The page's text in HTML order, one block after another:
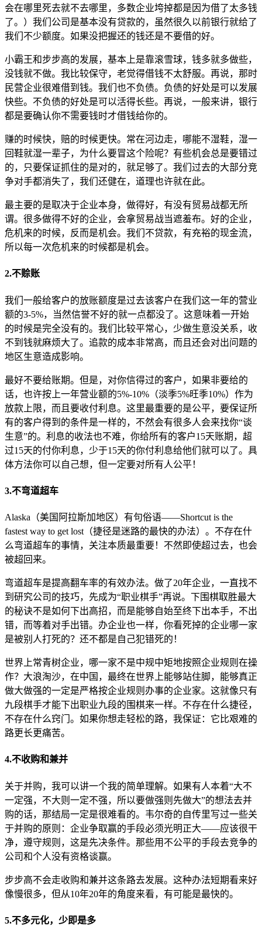
会在哪里死去就不去哪里，多数企业垮掉都是因为借了太多钱
了。）我们公司是基本没有贷款的，虽然很久以前银行就给了
我们不少额度。如果没把握还的钱还是不要借的好。
小霸王和步步高的发展，基本上是靠滚雪球，钱多就多做些，
没钱就不做。我比较保守，老觉得借钱不太舒服。再说，那时
民营企业很难借到钱。我们也不负债。负债的好处是可以发展
快些。不负债的好处是可以活得长些。再说，一般来讲，银行
都是要确认你不需要钱时才借钱给你的。
赚的时候快，赔的时候更快。常在河边走，哪能不湿鞋，湿一
回鞋就湿一辈子，为什么要冒这个险呢？有些机会总是要错过
的，只要保证抓住的是对的，就足够了。我们过去的大部分竞
争对手都消失了，我们还健在，道理也许就在此。
最主要的是取决于企业本身，做得好，有没有贸易战都无所
谓。很多做得不好的企业，会拿贸易战当遮羞布。好的企业，
危机来的时候，反而是机会。我们不贷款，有充裕的现金流，
所以每一次危机来的时候都是机会。
2.不赊账
我们一般给客户的放账额度是过去该客户在我们这一年的营业
额的3-5%，当然信誉不好的就一点都没了。这意味着一开始
的时候是完全没有的。我们比较平常心，少做生意没关系，收
不到钱就麻烦大了。追款的成本非常高，而且还会对出问题的
地区生意造成影响。
最好不要给账期。但是，对你信得过的客户，如果非要给的
话，也许按上一年营业额的5%-10%（淡季5%旺季10%）作为
放款上限，而且要收付利息。这里最重要的是公平，要保证所
有的客户得到的条件是一样的，不然会有很多人会来找你“谈
生意”的。利息的收法也不难，你给所有的客户15天账期，超
过15天的付你利息，少于15天的你付利息给他们就可以了。具
体方法你可以自己想，但一定要对所有人公平！
3.不弯道超车
Alaska（美国阿拉斯加地区）有句俗语——Shortcut is the
fastest way to get lost（捷径是迷路的最快的办法）。不存在什
么弯道超车的事情，关注本质最重要！不然即使超过去，也会
被超回来。
弯道超车是提高翻车率的有效办法。做了20年企业，一直找不
到研究公司的技巧，先成为“职业棋手”再说。下围棋取胜最大
的秘诀不是如何下出高招，而是能够自始至终下出本手，不出
错，而等着对手出错。办企业也一样，你看死掉的企业哪一家
是被别人打死的？还不都是自己犯错死的！
世界上常青树企业，哪一家不是中规中矩地按照企业规则在操
作？大浪淘沙，在中国，最终在世界上能够站住脚，能够真正
做大做强的一定是严格按企业规则办事的企业家。这就像只有
九段棋手才能下出职业九段的围棋来一样。不存在什么捷径，
不存在什么窍门。如果你想走轻松的路，我保证：它比艰难的
路更长更痛苦。
4.不收购和兼并
关于并购，我可以讲一个我的简单理解。如果有人本着“大不
一定强，不大则一定不强，所以要做强则先做大”的想法去并
购的话，那结局一定是很难看的。韦尔奇的自传里写过一些关
于并购的原则：企业争取赢的手段必须光明正大——应该很干
净，遵守规则，这是先决条件。那些用不公平的手段去竞争的
公司和个人没有资格谈赢。
步步高不会走收购和兼并这条路去发展。这种办法短期看来好
像慢很多，但从10年20年的角度来看，有可能是最快的。
5.不多元化，少即是多